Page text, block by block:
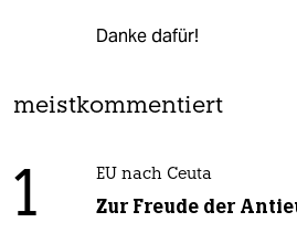
Danke dafür!
meistkommentiert
1 EU nach Ceuta
Zur Freude der